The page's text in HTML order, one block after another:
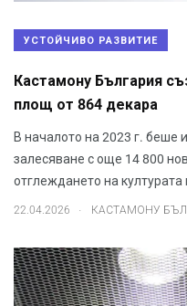
УСТОЙЧИВО РАЗВИТИЕ
Кастамону България
площ от 864 декара
В началото на 2023 г.
залесяване с още 14 800
отглеждането на
22.04.2026 . КАСТАМОНУ